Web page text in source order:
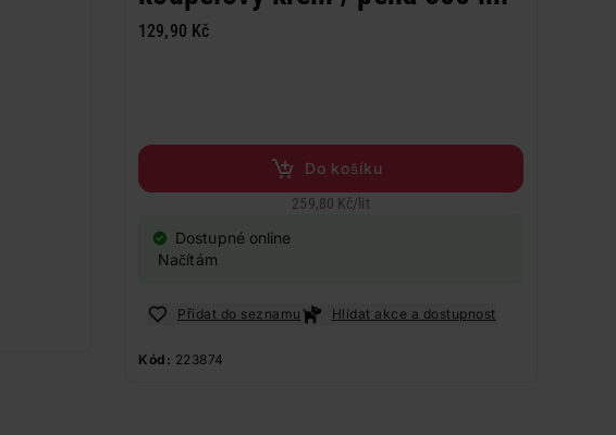
129,90 Kč
Do košíku
259,80 Kč/ lit
Dostupné online
Načítám
Přidat do seznamu Hlídat akce a dostupnost
Kód: 223874